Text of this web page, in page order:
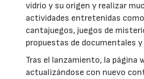
vidrio y su origen y realizar
actividades entretenidas
cantajuegos, juegos de
propuestas de documentales y
Tras el lanzamiento, la página
actualizándose con nuevo